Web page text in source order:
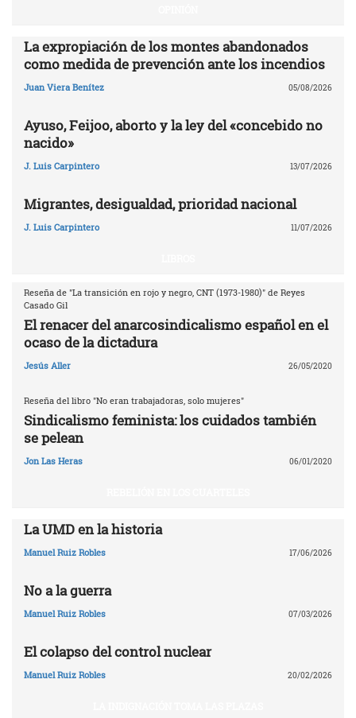
La expropiación de los montes abandonados
como medida de prevención ante los incendios
Juan Viera Benítez 05/08/2026
Ayuso, Feijoo, aborto y la ley del «concebido no
nacido»
J. Luis Carpintero 13/07/2026
Migrantes, desigualdad, prioridad nacional
J. Luis Carpintero 11/07/2026
Reseña de "La transición en rojo y negro, CNT (1973-1980)" de Reyes
Casado Gil
El renacer del anarcosindicalismo español en el
ocaso de la dictadura
Jesús Aller 26/05/2020
Reseña del libro "No eran trabajadoras, solo mujeres"
Sindicalismo feminista: los cuidados también
se pelean
Jon Las Heras 06/01/2020
La UMD en la historia
Manuel Ruiz Robles 17/06/2026
No a la guerra
Manuel Ruiz Robles 07/03/2026
El colapso del control nuclear
Manuel Ruiz Robles 20/02/2026